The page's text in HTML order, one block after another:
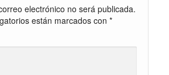
electrónico no será publicada.
están marcados con *